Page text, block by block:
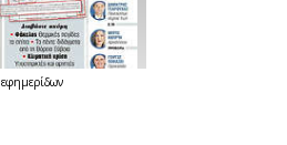
εφημερίδων